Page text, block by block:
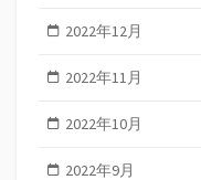
2022年12月
2022年11月
2022年10月
2022年9月